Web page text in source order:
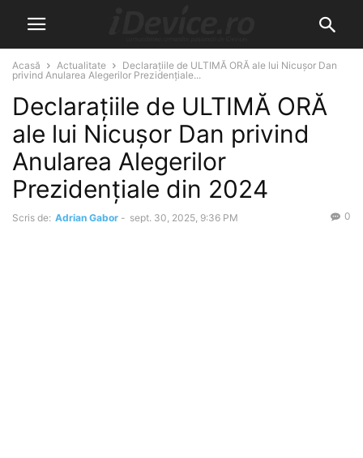
Acasă Actualitate
Declarațiile de ULTIMĂ ORĂ ale lui Nicușor Dan
privind Anularea Alegerilor Prezidențiale...
Declarațiile de ULTIMĂ ORĂ
ale lui Nicușor Dan privind
Anularea Alegerilor
Prezidențiale din 2024
Scris de: Adrian Gabor - sept. 30, 2025, 9:36 PM 0